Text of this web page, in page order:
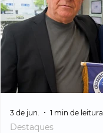
Destaques
3 de jun. 1 min de leitura